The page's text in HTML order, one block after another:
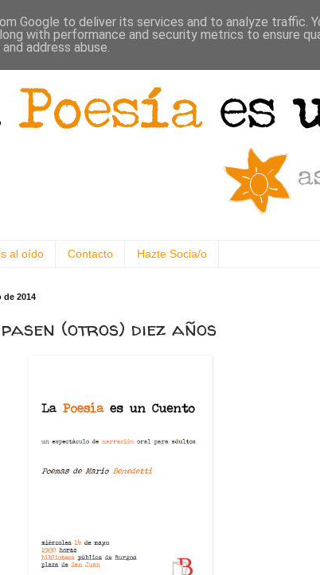
al oído Contacto Hazte Socia/o
de 2014
(otros) diez años
Google to deliver its services and to analyze traffic.
with performance and security metrics to ensure
address abuse.